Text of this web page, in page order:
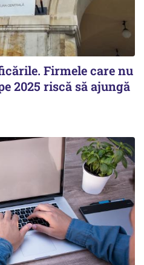
Firmele care nu
2025 riscă să ajungă